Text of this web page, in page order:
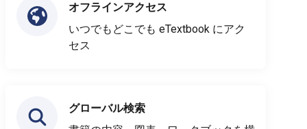
オフラインアクセス
いつでもどこでも eTextbook にアク
セス
グローバル検索